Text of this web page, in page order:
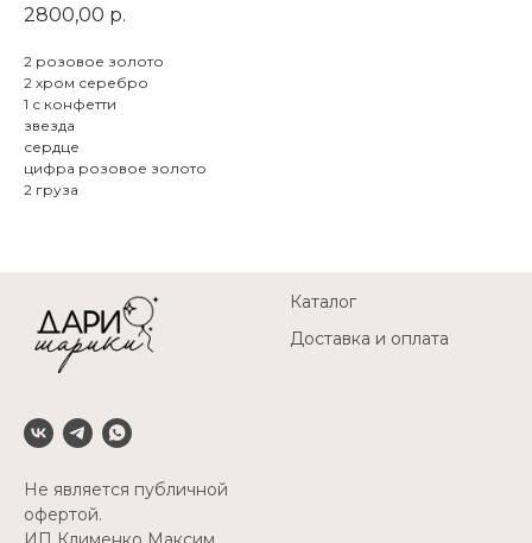
2800,00 р.
2 розовое золото
2 хром серебро
1 с конфетти
звезда
сердце
цифра розовое золото
2 груза
Не является публичной
офертой.
Каталог
Доставка и оплата